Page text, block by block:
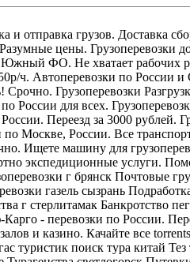
цены. Грузоперевозки
ч. Автоперевозки по
России для всех.
транспортные компании России.
Ищете машину для
Поможем с переездом.
- перевозки по России.
Натали турс туроператор